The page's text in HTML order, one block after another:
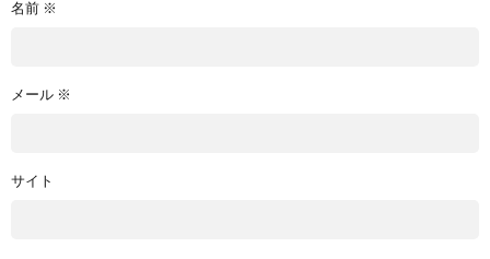
名前 ※
メール ※
サイト